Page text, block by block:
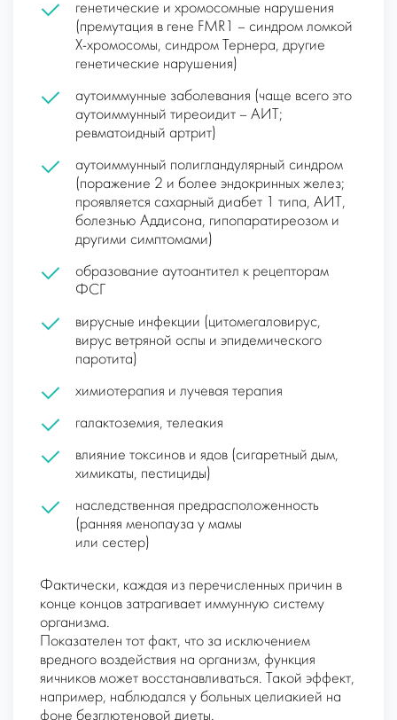
генетические и хромосомные нарушения
(премутация в гене FMR1 – синдром ломкой
Х-хромосомы, синдром Тернера, другие
генетические нарушения)
аутоиммунные заболевания (чаще всего это
аутоиммунный тиреоидит – АИТ;
ревматоидный артрит)
аутоиммунный полигландулярный синдром
(поражение 2 и более эндокринных желез;
проявляется сахарный диабет 1 типа, АИТ,
болезнью Аддисона, гипопаратиреозом и
другими симптомами)
образование аутоантител к рецепторам
ФСГ
вирусные инфекции (цитомегаловирус,
вирус ветряной оспы и эпидемического
паротита)
химиотерапия и лучевая терапия
галактоземия, телеакия
влияние токсинов и ядов (сигаретный дым,
химикаты, пестициды)
наследственная предрасположенность
(ранняя менопауза у мамы
или сестер)
Фактически, каждая из перечисленных причин в
конце концов затрагивает иммунную систему
организма.
Показателен тот факт, что за исключением
вредного воздействия на организм, функция
яичников может восстанавливаться. Такой эффект,
например, наблюдался у больных целиакией на
фоне безглютеновой диеты.